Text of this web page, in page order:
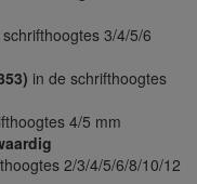
3/4/5/6
in de schrifthoogtes
4/5 mm
2/3/4/5/6/8/10/12